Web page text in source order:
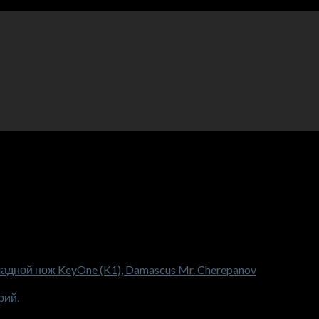
нож KeyOne (K1), Damascus Mr. Cherepanov
.